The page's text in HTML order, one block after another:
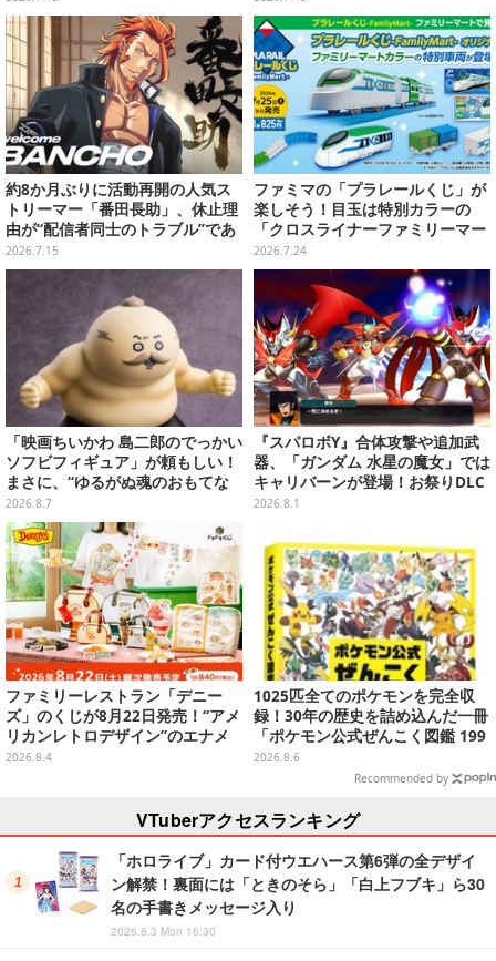
ナップ
約8か月ぶりに活動再開の人気ス
トリーマー「番田長助」、休止理
由が“配信者同士のトラブル”であ
ったと明かす―「原因は自身の未
熟さと慢心」
2026.7.15
ファミマの「プラレールくじ」が
楽しそう！目玉は特別カラーの
「クロスライナーファミリーマー
ト号」、その他ライナップも注目
2026.7.24
「映画ちいかわ 島二郎のでっかい
ソフビフィギュア」が頼もしい！
まさに、“ゆるがぬ魂のおもてな
し”
2026.8.7
『スパロボY』合体攻撃や追加武
器、「ガンダム 水星の魔女」では
キャリバーンが登場！お祭りDLC
「アニバーサリーエキスパンショ
2026.8.1
ファミリーレストラン「デニー
ズ」のくじが8月22日発売！“アメ
リカンレトロデザイン”のエナメ
ルバッグやTシャツなど、日常使
2026.8.4
1025匹全てのポケモンを完全収
録！30年の歴史を詰め込んだ一冊
「ポケモン公式ぜんこく図鑑 199
6-2026」が大ボリューム
2026.8.6
Recommended by
VTuberアクセスランキング
「ホロライブ」カード付ウエハース第6弾の全デザイ
ン解禁！裏面には「ときのそら」「白上フブキ」ら30
名の手書きメッセージ入り
2026.8.3 Mon 16:30